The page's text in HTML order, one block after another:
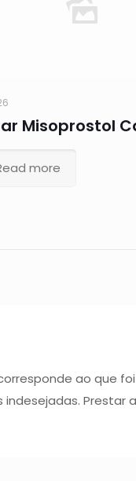
Misoprostol
more
ao que foi
Prestar